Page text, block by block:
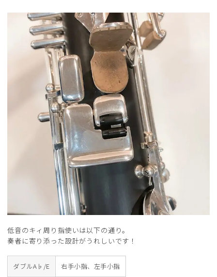
低音のキィ周り指使いは以下の通り。
奏者に寄り添った設計がうれしいです！
ダブルA♭/E 右手小指、左手小指